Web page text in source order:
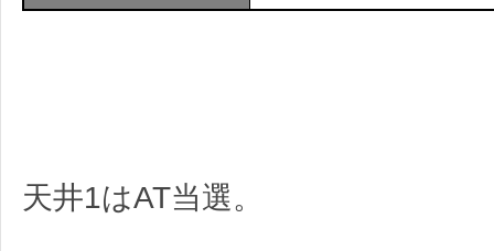
天井1はAT当選。